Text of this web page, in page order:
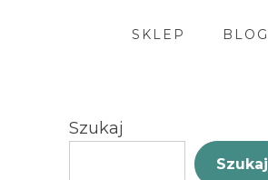
SKLEP BLOG
Szukaj
Szukaj